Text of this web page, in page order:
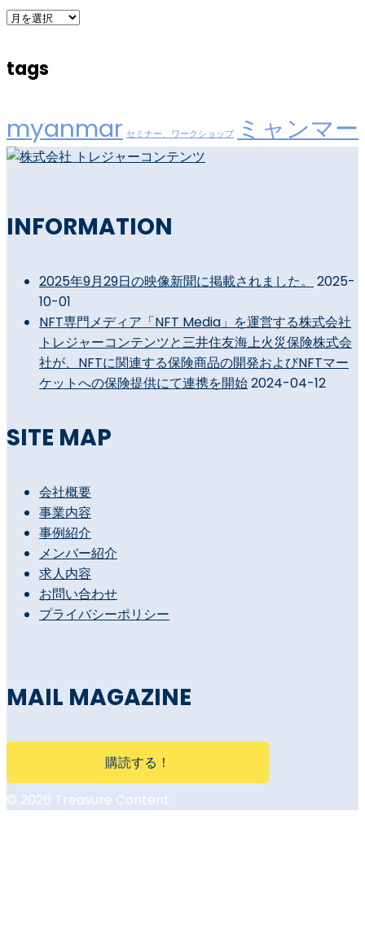
archive
tags
myanmar セミナー、ワークショップ ミャンマー
INFORMATION
2025年9月29日の映像新聞に掲載されました。
2025-
10-01
NFT専門メディア「NFT Media」を運営する株式会社
トレジャーコンテンツと三井住友海上火災保険株式会
社が、NFTに関連する保険商品の開発およびNFTマー
ケットへの保険提供にて連携を開始2024-04-12
SITE MAP
会社概要
事業内容
事例紹介
メンバー紹介
求人内容
お問い合わせ
プライバシーポリシー
MAIL MAGAZINE
購読する！
© 2026 Treasure Content